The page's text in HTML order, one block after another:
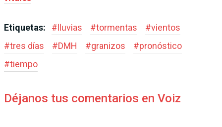
Etiquetas: # lluvias #tormentas #vientos
#tres días #DMH #granizos #pronóstico
#tiempo
Déjanos tus comentarios en Voiz